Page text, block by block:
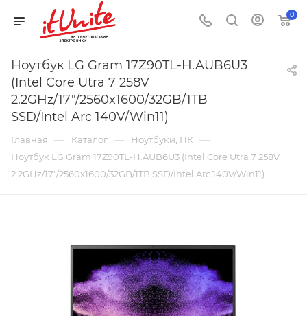
0
Ноутбук LG Gram 17Z90TL-H.AUB6U3
(Intel Core Utra 7 258V
2.2GHz/17"/2560x1600/32GB/1TB
SSD/Intel Arc 140V/Win11)
Главная — Каталог — Ноутбуки, ПК —
Ноутбук LG Gram 17Z90TL-H.AUB6U3 (Intel Core Utra 7 258V
2.2GHz/17"/2560x1600/32GB/1TB SSD/Intel Arc 140V/Win11)